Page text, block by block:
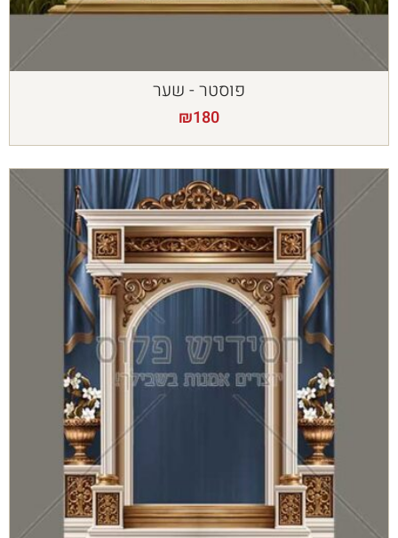
פוסטר - שער
₪180